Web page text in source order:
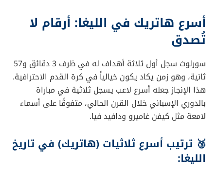
أسرع هاتريك في الليغا: أرقام لا
تُصدق
سورلوث سجل أول ثلاثة أهداف له في ظرف 3 دقائق و57
ثانية، وهو زمن يكاد يكون خيالياً في كرة القدم الاحترافية.
هذا الإنجاز جعله أسرع لاعب يسجل ثلاثية في مباراة
بالدوري الإسباني خلال القرن الحالي، متفوقًا على أسماء
لامعة مثل كيفن غاميرو ودافيد فيا.
🥉 ترتيب أسرع ثلاثيات (هاتريك) في تاريخ
الليغا: